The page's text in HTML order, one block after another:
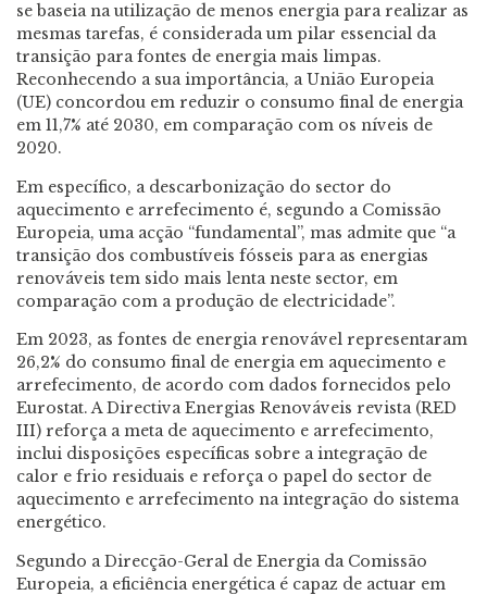
se baseia na utilização de menos energia para realizar as
mesmas tarefas, é considerada um pilar essencial da
transição para fontes de energia mais limpas.
Reconhecendo a sua importância, a União Europeia
(UE) concordou em reduzir o consumo final de energia
em 11,7% até 2030, em comparação com os níveis de
2020.
Em específico, a descarbonização do sector do
aquecimento e arrefecimento é, segundo a Comissão
Europeia, uma acção “fundamental”, mas admite que “a
transição dos combustíveis fósseis para as energias
renováveis tem sido mais lenta neste sector, em
comparação com a produção de electricidade”.
Em 2023, as fontes de energia renovável representaram
26,2% do consumo final de energia em aquecimento e
arrefecimento, de acordo com dados fornecidos pelo
Eurostat. A Directiva Energias Renováveis revista (RED
III) reforça a meta de aquecimento e arrefecimento,
inclui disposições específicas sobre a integração de
calor e frio residuais e reforça o papel do sector de
aquecimento e arrefecimento na integração do sistema
energético.
Segundo a Direcção-Geral de Energia da Comissão
Europeia, a eficiência energética é capaz de actuar em